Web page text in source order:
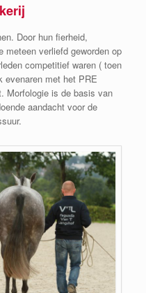
Door hun fierheid,
meteen verliefd geworden op
competitief waren ( toen
evenaren met het PRE
Morfologie is de basis van
aandacht voor de